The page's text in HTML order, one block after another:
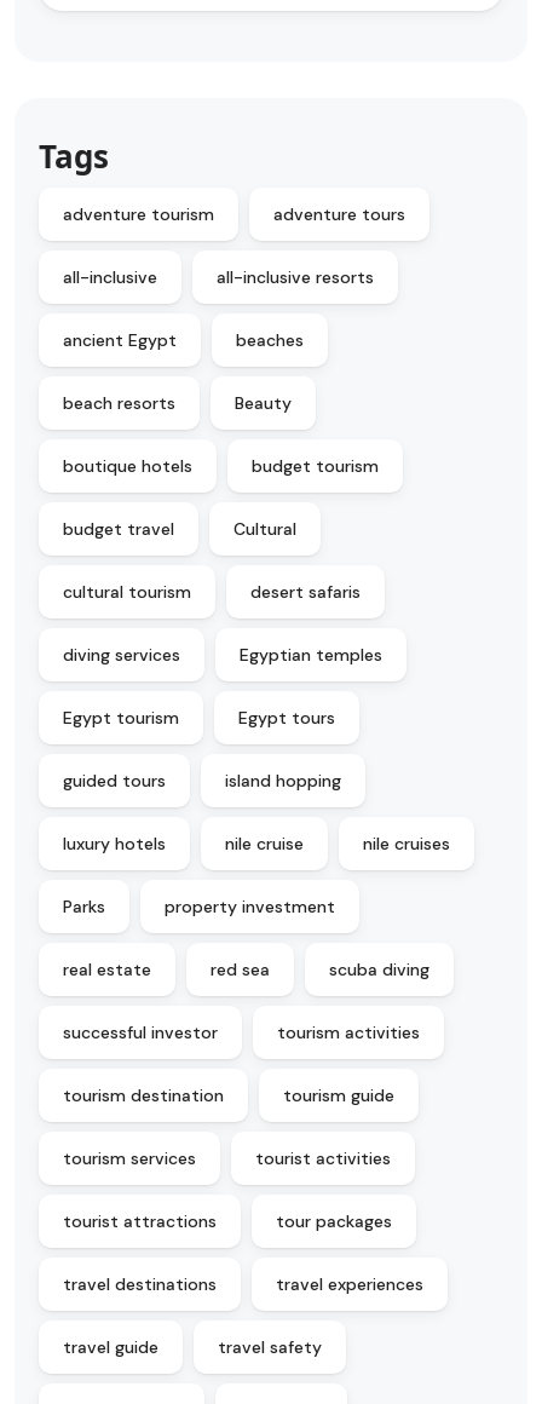
Tags
adventure tourism adventure tours
all-inclusive all-inclusive resorts
ancient Egypt beaches
beach resorts Beauty
boutique hotels budget tourism
budget travel Cultural
cultural tourism desert safaris
diving services Egyptian temples
Egypt tourism Egypt tours
guided tours island hopping
luxury hotels nile cruise nile cruises
Parks property investment
real estate red sea scuba diving
successful investor tourism activities
tourism destination tourism guide
tourism services tourist activities
tourist attractions tour packages
travel destinations travel experiences
travel guide travel safety